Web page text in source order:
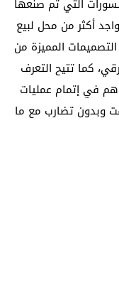
التي تم صنعها
أكثر من محل لبيع
المميزة من
كما تتيح التعرف
في إتمام عمليات
وبدون تضارب مع ما